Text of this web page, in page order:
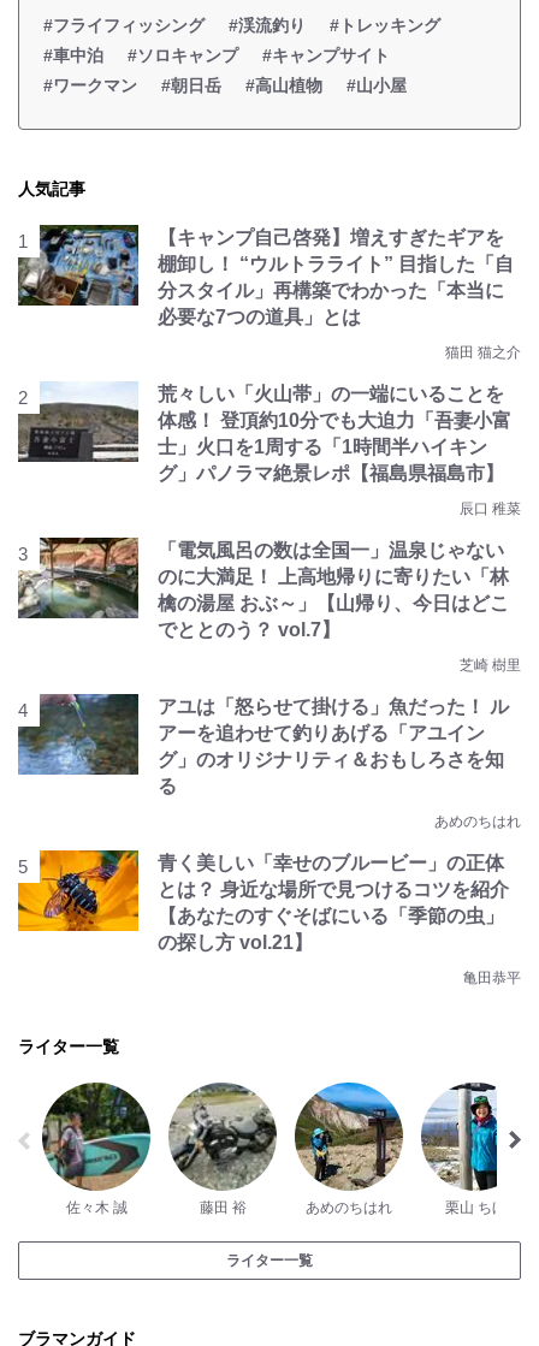
#フライフィッシング #渓流釣り
#トレッキング
#車中泊
#ソロキャンプ
#キャンプサイト
#ワークマン
#朝日岳 #高山植物 #山小屋
人気記事
【キャンプ自己啓発】増えすぎたギアを
棚卸し！ “ウルトラライト” 目指した「自
分スタイル」再構築でわかった「本当に
必要な7つの道具」とは
猫田 猫之介
荒々しい「火山帯」の一端にいることを
体感！ 登頂約10分でも大迫力「吾妻小富
士」火口を1周する「1時間半ハイキン
グ」パノラマ絶景レポ【福島県福島市】
辰口 稚菜
「電気風呂の数は全国一」温泉じゃない
のに大満足！ 上高地帰りに寄りたい「林
檎の湯屋 おぶ～」【山帰り、今日はどこ
でととのう？ vol.7】
芝崎 樹里
アユは「怒らせて掛ける」魚だった！ ル
アーを追わせて釣りあげる「アユイン
グ」のオリジナリティ＆おもしろさを知
る
あめのちはれ
青く美しい「幸せのブルービー」の正体
とは？ 身近な場所で見つけるコツを紹介
【あなたのすぐそばにいる「季節の虫」
の探し方 vol.21】
亀田恭平
ライター一覧
佐々木 誠 藤田 裕 あめのちはれ 栗山 ちほ
ライター一覧
ブラマンガイド